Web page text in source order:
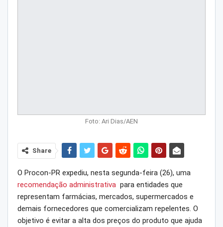
Foto: Ari Dias/AEN
Share
O Procon-PR expediu, nesta segunda-feira (26), uma
recomendação administrativa para entidades que
representam farmácias, mercados, supermercados e
demais fornecedores que comercializam repelentes. O
objetivo é evitar a alta dos preços do produto que ajuda